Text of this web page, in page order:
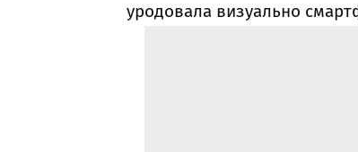
уродовала визуально